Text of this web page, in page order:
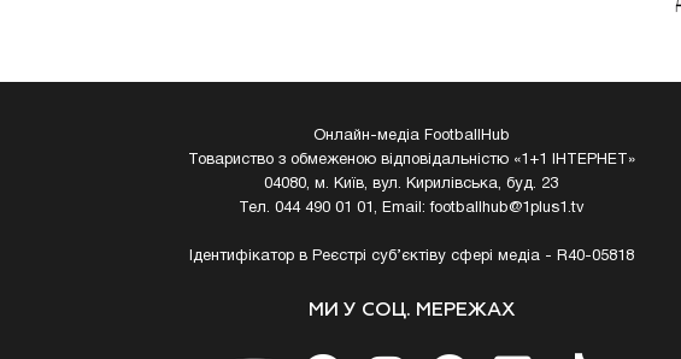
Онлайн-медіа FootballHub
Товариство з обмеженою відповідальністю «1+1 ІНТЕРНЕТ»
04080, м. Київ, вул. Кирилівська, буд. 23
Тел. 044 490 01 01, Email:footballhub@1plus1.tv
Ідентифікатор в Реєстрі суб’єктіву сфері медіа - R40-05818
МИ У СОЦ. МЕРЕЖАХ